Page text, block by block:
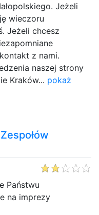
Jeżeli
wieczoru
Jeżeli chcesz
z nami.
naszej strony
Kraków... pokaż
Państwu
na imprezy